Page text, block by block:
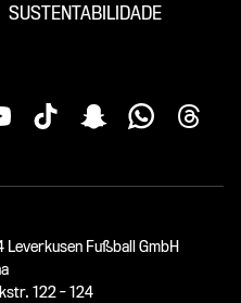
SUSTENTABILIDADE
Leverkusen Fußball GmbH
122 - 124